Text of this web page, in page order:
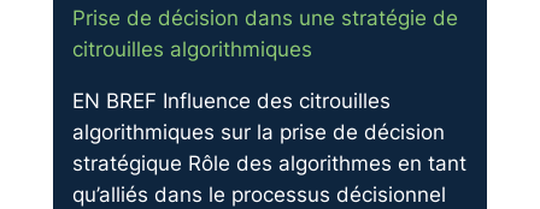
Prise de décision dans une stratégie de
citrouilles algorithmiques
EN BREF Influence des citrouilles
algorithmiques sur la prise de décision
stratégique Rôle des algorithmes en tant
qu’alliés dans le processus décisionnel